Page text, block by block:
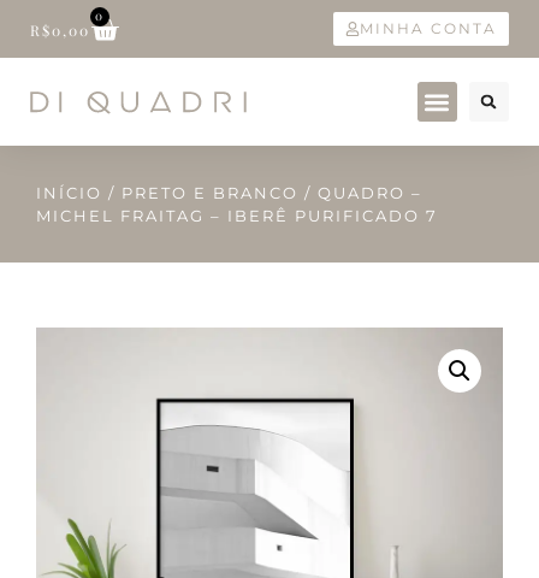
R$0,00
0
MINHA CONTA
INÍCIO / PRETO E BRANCO / QUADRO –
MICHEL FRAITAG – IBERÊ PURIFICADO 7